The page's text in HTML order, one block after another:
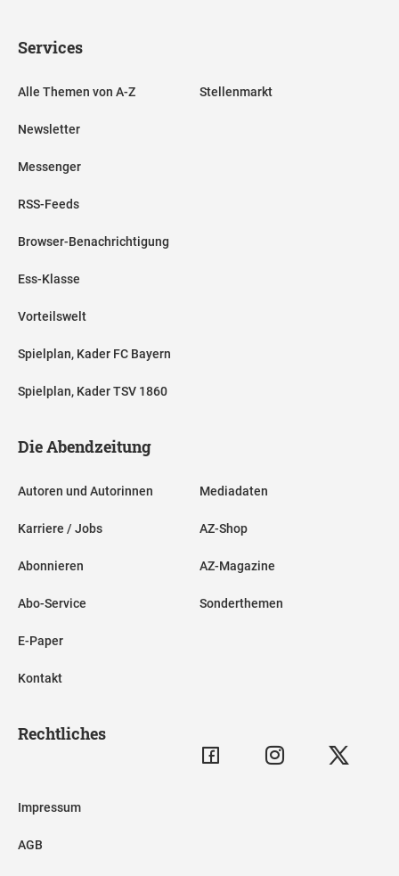
Services
Alle Themen von A-Z
Newsletter
Messenger
RSS-Feeds
Browser-Benachrichtigung
Ess-Klasse
Vorteilswelt
Spielplan, Kader FC Bayern
Spielplan, Kader TSV 1860
Stellenmarkt
Die Abendzeitung
Autoren und Autorinnen
Karriere / Jobs
Abonnieren
Abo-Service
E-Paper
Kontakt
Mediadaten
AZ-Shop
AZ-Magazine
Sonderthemen
Rechtliches
Impressum
AGB